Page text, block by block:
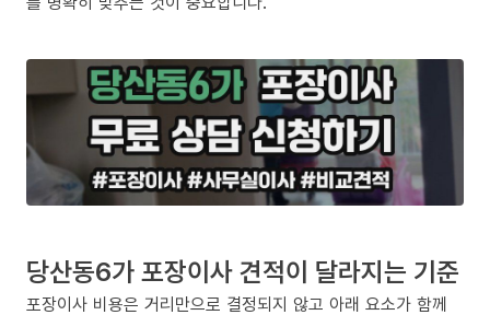
당산동6가 포장이사 견적이 달라지는 기준
포장이사 비용은 거리만으로 결정되지 않고 아래 요소가 함께